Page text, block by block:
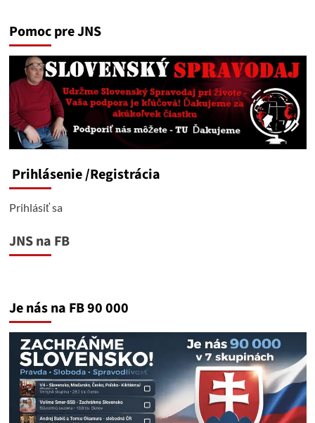
Pomoc pre JNS
Prihlásenie/Registrácia
Prihlásiť sa
JNS na FB
Je nás na FB 90 000